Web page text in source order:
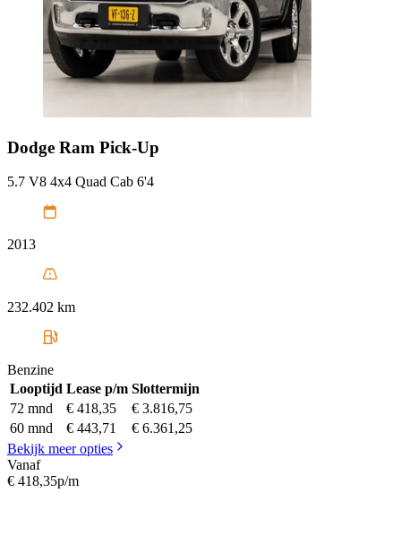
Dodge Ram Pick-Up
5.7 V8 4x4 Quad Cab 6'4
2013
232.402 km
Benzine
Looptijd Lease p/m Slottermijn
72 mnd
€ 418,35
€ 3.816,75
60 mnd
€ 443,71
€ 6.361,25
Bekijk meer opties
Vanaf
€ 418,35p/m